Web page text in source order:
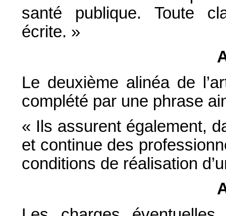
santé publique. Toute
écrite. »
Le deuxième alinéa de
complété par une phrase
« Ils assurent également,
et continue des
conditions de réalisation